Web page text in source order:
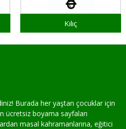
Kılıç
Burada her yaştan çocuklar için
ücretsiz boyama sayfaları
masal kahramanlarına, eğitici